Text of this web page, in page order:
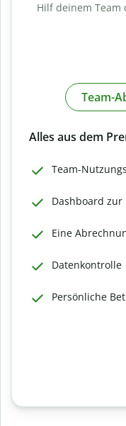
Hilf deinem Team
Team-
Alles aus dem
Team-
Dashboard
Eine
Datenkontrolle
Persönliche